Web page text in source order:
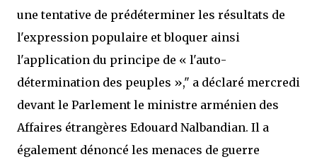
une tentative de prédéterminer les résultats de
l'expression populaire et bloquer ainsi
l'application du principe de « l'auto-
détermination des peuples »," a déclaré mercredi
devant le Parlement le ministre arménien des
Affaires étrangères Edouard Nalbandian. Il a
également dénoncé les menaces de guerre